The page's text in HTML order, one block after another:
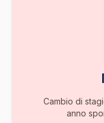
Cambio di
anno